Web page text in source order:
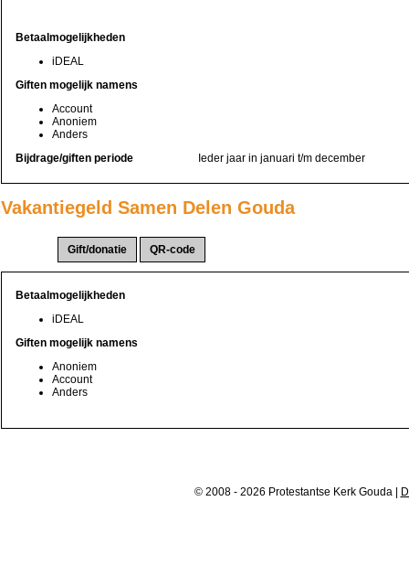
Betaalmogelijkheden
iDEAL
Giften mogelijk namens
Account
Anoniem
Anders
Bijdrage/giften periode
Ieder jaar in januari t/m december
Vakantiegeld Samen Delen Gouda
Betaalmogelijkheden
iDEAL
Giften mogelijk namens
Anoniem
Account
Anders
© 2008 - 2026 Protestantse Kerk Gouda |